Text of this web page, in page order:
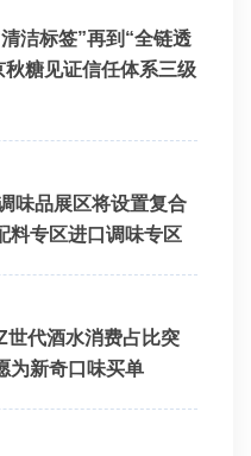
洁标签”再到“全链透
秋糖见证信任体系三级
味品展区将设置复合
料专区进口调味专区
世代酒水消费占比突
为新奇口味买单